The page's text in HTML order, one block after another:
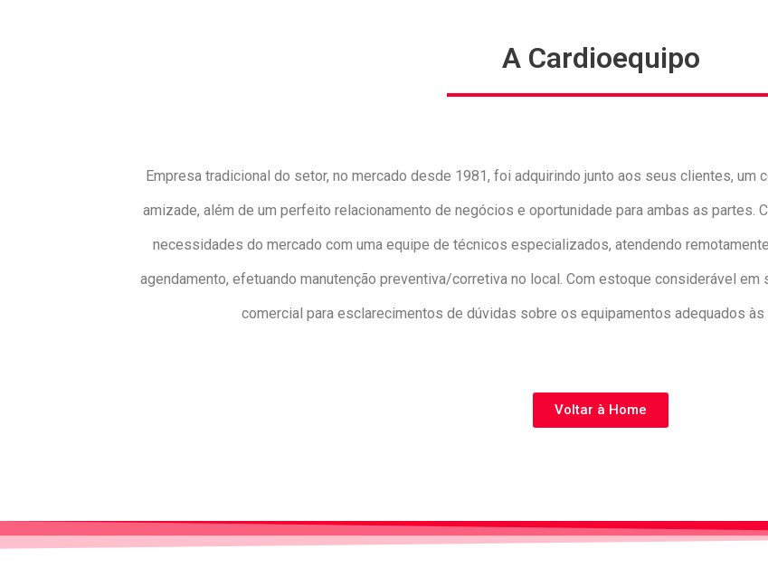
A Cardioequipo
Empresa tradicional do setor, no mercado desde 1981, foi adquirindo junto aos seus clientes,
amizade, além de um perfeito relacionamento de negócios e oportunidade para ambas as partes.
necessidades do mercado com uma equipe de técnicos especializados, atendendo
agendamento, efetuando manutenção preventiva/corretiva no local. Com estoque considerável
comercial para esclarecimentos de dúvidas sobre os equipamentos adequados
Voltar à Home